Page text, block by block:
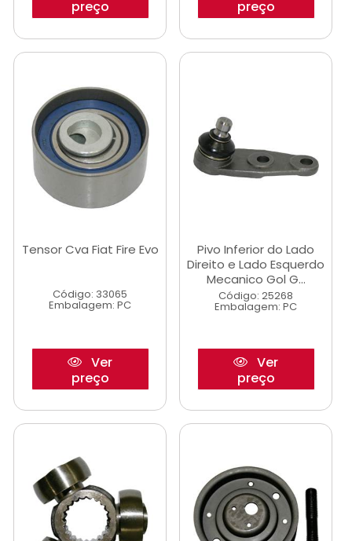
preço
preço
Tensor Cva Fiat Fire Evo
Código: 33065
Embalagem: PC
Ver
preço
Pivo Inferior do Lado
Direito e Lado Esquerdo
Mecanico Gol G...
Código: 25268
Embalagem: PC
Ver
preço